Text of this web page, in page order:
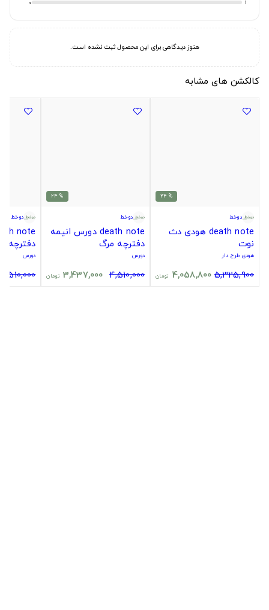
1
0
هنوز دیدگاهی برای این محصول ثبت نشده است.
کالکشن های مشابه
% 24
دوخط
death note هودی دث
نوت
هودی طرح دار
5,325,900
4,058,800 تومان
% 24
دوخط
death note دورس انیمه
دفترچه مرگ
دورس
4,510,000
3,437,000 تومان
دوخط
دفترچه
دورس
4,510,000